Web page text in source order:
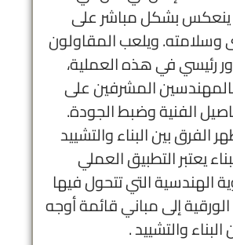
ينعكس بشكل مباشر على
وسلامته. ويلعب المقاولون
رئيسي في هذه العملية،
المشرفين على
الفنية وضبط الجودة.
الفرق بين البناء والتشييد
يعتبر التطبيق العملي
الهندسية التي تتحول فيها
إلى مباني قائمة أوجه
والتشييد .